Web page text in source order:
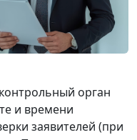
орган
и времени
заявителей (при